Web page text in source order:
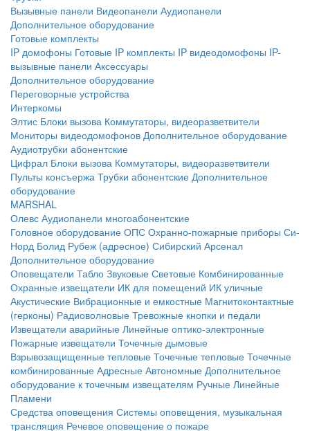
Вызывные панели Видеопанели Аудиопанели
Дополнительное оборудование
Готовые комплекты
IP домофоны Готовые IP комплекты IP видеодомофоны IP-
вызывные панели Аксессуары
Дополнительное оборудование
Переговорные устройства
Интеркомы
Элтис Блоки вызова Коммутаторы, видеоразветвители
Мониторы видеодомофонов Дополнительное оборудование
Аудиотрубки абонентские
Цифрал Блоки вызова Коммутаторы, видеоразветвители
Пульты консъержа Трубки абонентские Дополнительное
оборудование
MARSHAL
Олевс Аудиопанели многоабонентские
Головное оборудование ОПС Охранно-пожарные приборы Си-
Норд Болид Рубеж (адресное) Сибирский Арсенал
Дополнительное оборудование
Оповещатели Табло Звуковые Световые Комбинированные
Охранные извещатели ИК для помещений ИК уличные
Акустические Вибрационные и емкостные Магнитоконтактные
(герконы) Радиоволновые Тревожные кнопки и педали
Извещатели аварийные Линейные оптико-электронные
Пожарные извещатели Точечные дымовые
Взрывозащищенные тепловые Точечные тепловые Точечные
комбинированные Адресные Автономные Дополнительное
оборудование к точечным извещателям Ручные Линейные
Пламени
Средства оповещения Системы оповещения, музыкальная
трансляция Речевое оповещение о пожаре